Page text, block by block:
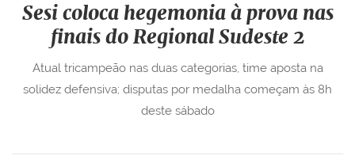
Sesi coloca hegemonia à prova nas
finais do Regional Sudeste 2
Atual tricampeão nas duas categorias, time aposta na
solidez defensiva; disputas por medalha começam às 8h
deste sábado